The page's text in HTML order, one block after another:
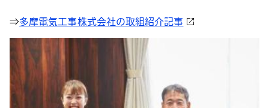
⇒多摩電気工事株式会社の取組紹介記事